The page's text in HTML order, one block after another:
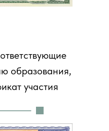
образования,
участия